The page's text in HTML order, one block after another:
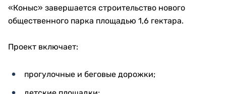
«Коныс» завершается строительство нового
общественного парка площадью 1,6 гектара.
Проект включает:
прогулочные и беговые дорожки;